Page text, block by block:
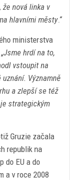
nová linka v
hlavními městy.“
ministerstva
Jsme hrdí na to,
vstoupit na
Významně
a zlepší se též
strategickým
Gruzie začala
republik na
do EU a do
a v roce 2008